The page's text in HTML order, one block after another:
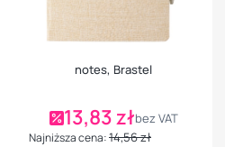
notes, Brastel
Cena promocyjna
13,83 złbez VAT
Najniższa cena:14,56 zł